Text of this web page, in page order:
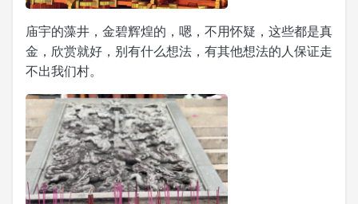
庙宇的藻井，金碧辉煌的，嗯，不用怀疑，这些都是真
金，欣赏就好，别有什么想法，有其他想法的人保证走
不出我们村。